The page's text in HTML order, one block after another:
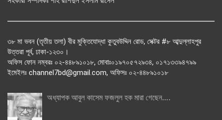
৩৮ মা ভবন (তৃতীয় তলা) বীর মুক্তিযোদ্ধা কুতুবউদ্দিন রোড, সেক্টর #৮ আব্দুল্লাহপুর
উত্তরা পূর্ব, ঢাকা-১২৩০।
অফিস ফোন নম্বরঃ ০২-৪৪৮৯১০১৮, মোবাঃ০১৯৭০৫৭২৯৩৪, ০১৭১৩৩৯৪৭৯৯
ইমেইলঃ channel7bd@gmail.com, অফিসঃ ০২-৪৪৮৯১০১৮
অধ্যাপক আবুল কাসেম ফজলুল হক মারা গেছেন….